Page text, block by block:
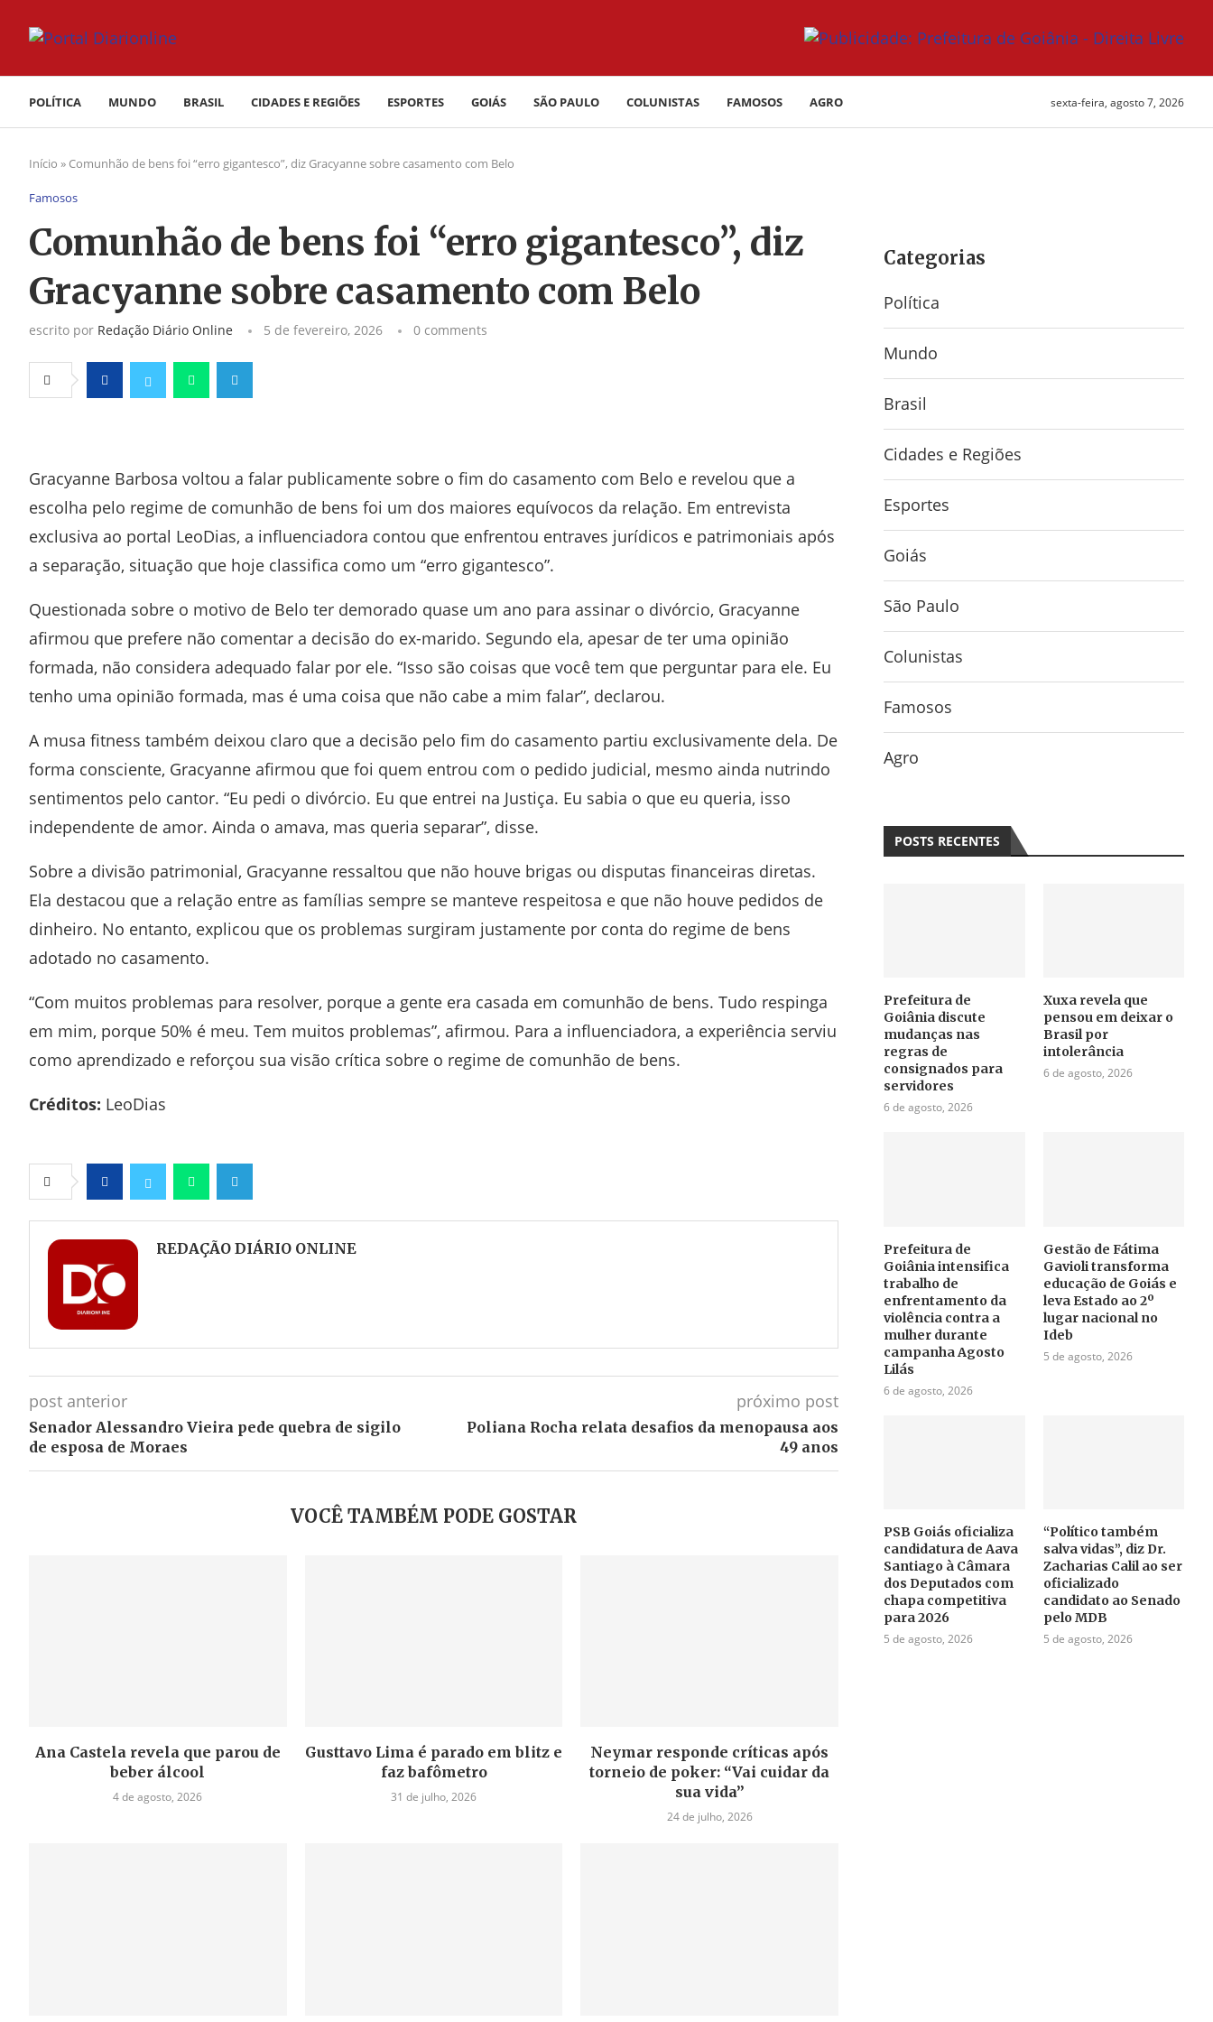
POLÍTICA MUNDO BRASIL CIDADES E REGIÕES ESPORTES GOIÁS SÃO PAULO COLUNISTAS FAMOSOS AGRO sexta-feira, agosto 7, 2026
Início » Comunhão de bens foi “erro gigantesco”, diz Gracyanne sobre casamento com Belo
Famosos
Comunhão de bens foi “erro gigantesco”, diz
Gracyanne sobre casamento com Belo
escrito por Redação Diário Online 5 de fevereiro, 2026 0 comments
Gracyanne Barbosa voltou a falar publicamente sobre o fim do casamento com Belo e revelou que a
escolha pelo regime de comunhão de bens foi um dos maiores equívocos da relação. Em entrevista
exclusiva ao portal LeoDias, a influenciadora contou que enfrentou entraves jurídicos e patrimoniais após
a separação, situação que hoje classifica como um “erro gigantesco”.
Questionada sobre o motivo de Belo ter demorado quase um ano para assinar o divórcio, Gracyanne
afirmou que prefere não comentar a decisão do ex-marido. Segundo ela, apesar de ter uma opinião
formada, não considera adequado falar por ele. “Isso são coisas que você tem que perguntar para ele. Eu
tenho uma opinião formada, mas é uma coisa que não cabe a mim falar”, declarou.
A musa fitness também deixou claro que a decisão pelo fim do casamento partiu exclusivamente dela. De
forma consciente, Gracyanne afirmou que foi quem entrou com o pedido judicial, mesmo ainda nutrindo
sentimentos pelo cantor. “Eu pedi o divórcio. Eu que entrei na Justiça. Eu sabia o que eu queria, isso
independente de amor. Ainda o amava, mas queria separar”, disse.
Sobre a divisão patrimonial, Gracyanne ressaltou que não houve brigas ou disputas financeiras diretas.
Ela destacou que a relação entre as famílias sempre se manteve respeitosa e que não houve pedidos de
dinheiro. No entanto, explicou que os problemas surgiram justamente por conta do regime de bens
adotado no casamento.
“Com muitos problemas para resolver, porque a gente era casada em comunhão de bens. Tudo respinga
em mim, porque 50% é meu. Tem muitos problemas”, afirmou. Para a influenciadora, a experiência serviu
como aprendizado e reforçou sua visão crítica sobre o regime de comunhão de bens.
Créditos: LeoDias
FacebookTwitter WhatsappTelegram
REDAÇÃO DIÁRIO ONLINE
post anterior
Senador Alessandro Vieira pede quebra de sigilo
de esposa de Moraes
próximo post
Poliana Rocha relata desafios da menopausa aos
49 anos
VOCÊ TAMBÉM PODE GOSTAR
Ana Castela revela que parou de
beber álcool
4 de agosto, 2026
Gusttavo Lima é parado em blitz e
faz bafômetro
31 de julho, 2026
Neymar responde críticas após
torneio de poker: “Vai cuidar da
sua vida”
24 de julho, 2026
Categorias
Política
Mundo
Brasil
Cidades e Regiões
Esportes
Goiás
São Paulo
Colunistas
Famosos
Agro
POSTS RECENTES
Prefeitura de
Goiânia discute
mudanças nas
regras de
consignados para
servidores
6 de agosto, 2026
Xuxa revela que
pensou em deixar o
Brasil por
intolerância
6 de agosto, 2026
Prefeitura de
Goiânia intensifica
trabalho de
enfrentamento da
violência contra a
mulher durante
campanha Agosto
Lilás
6 de agosto, 2026
Gestão de Fátima
Gavioli transforma
educação de Goiás e
leva Estado ao 2º
lugar nacional no
Ideb
5 de agosto, 2026
PSB Goiás oficializa
candidatura de Aava
Santiago à Câmara
dos Deputados com
chapa competitiva
para 2026
5 de agosto, 2026
“Político também
salva vidas”, diz Dr.
Zacharias Calil ao ser
oficializado
candidato ao Senado
pelo MDB
5 de agosto, 2026